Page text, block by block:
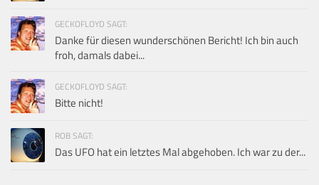
GECKOFLOYD SAGT:
Danke für diesen wunderschönen Bericht! Ich bin auch
froh, damals dabei...
GECKOFLOYD SAGT:
Bitte nicht!
ROB SAGT:
Das UFO hat ein letztes Mal abgehoben. Ich war zu der...